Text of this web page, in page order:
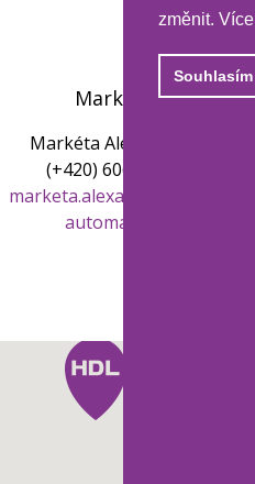
změnit. Více
Souhlasím
Marketing
Markéta Alexanderová
(+420) 606 099 600
marketa.alexanderova
automation.cz